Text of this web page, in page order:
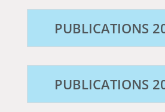
PUBLICATIONS
PUBLICATIONS